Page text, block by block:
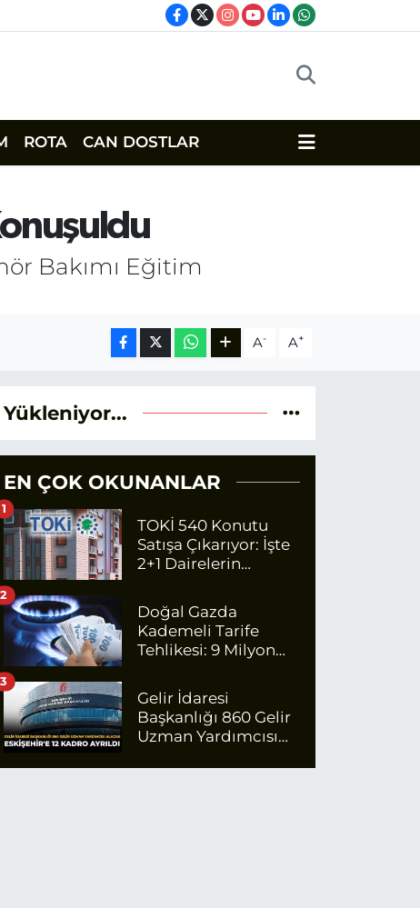
ROTA CAN DOSTLAR
Bakımı Eğitim
A- A+
Yükleniyor...
EN ÇOK OKUNANLAR
TOKİ 540 Konutu
Satışa Çıkarıyor: İşte
2+1 Dairelerin
1
Doğal Gazda
Kademeli Tarife
Tehlikesi: 9 Milyon
Ödeyecek
2
Gelir İdaresi
Başkanlığı 860 Gelir
Uzman Yardımcısı
Kadro Ayrıldı
3